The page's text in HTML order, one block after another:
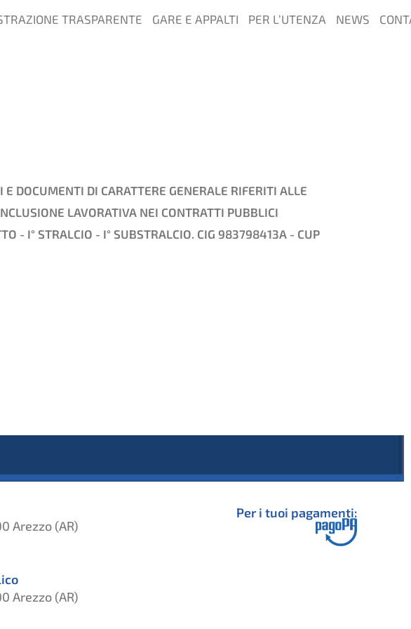
TRASPARENTE GARE E APPALTI PER L’UTENZA NEWS
E DOCUMENTI DI CARATTERE GENERALE RIFERITI ALLE
LAVORATIVA NEI CONTRATTI PUBBLICI
- I° STRALCIO - I° SUBSTRALCIO. CIG 983798413A - CUP
Arezzo (AR)
Arezzo (AR)
Per i tuoi pagamenti: